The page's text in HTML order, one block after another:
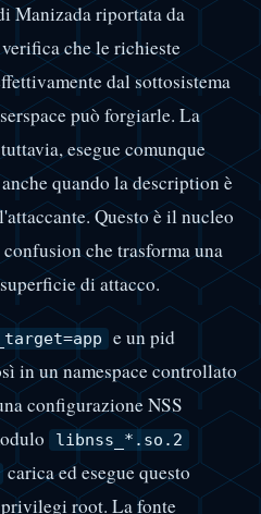
Manizada riportata da
che le richieste
dal sottosistema
può forgiarle. La
esegue comunque
quando la description è
Questo è il nucleo
che trasforma una
di attacco.
e un pid
in un namespace controllato
configurazione NSS
libnss_*.so.2
carica ed esegue questo
root. La fonte